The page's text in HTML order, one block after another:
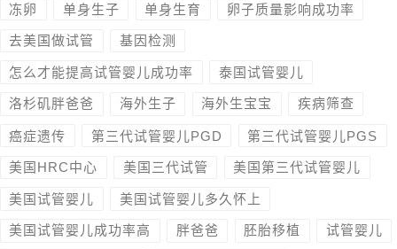
冻卵 单身生子 单身生育 卵子质量影响成功率
去美国做试管 基因检测
怎么才能提高试管婴儿成功率 泰国试管婴儿
洛杉矶胖爸爸 海外生子 海外生宝宝 疾病筛查
癌症遗传 第三代试管婴儿PGD 第三代试管婴儿PGS
美国HRC中心 美国三代试管 美国第三代试管婴儿
美国试管婴儿 美国试管婴儿多久怀上
美国试管婴儿成功率高 胖爸爸 胚胎移植 试管婴儿